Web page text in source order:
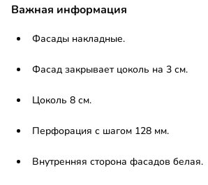
Важная информация
Фасады накладные.
Фасад закрывает цоколь на 3 см.
Цоколь 8 см.
Перфорация с шагом 128 мм.
Внутренняя сторона фасадов белая.